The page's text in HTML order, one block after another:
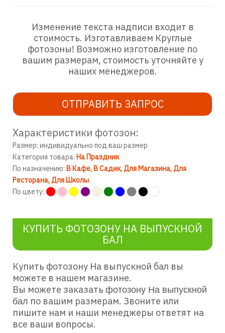
Изменение текста надписи входит в
стоимость. Изготавливаем Круглые
фотозоны! Возможно изготовление по
вашим размерам, стоимость уточняйте у
наших менеджеров.
ОТПРАВИТЬ ЗАПРОС
Характеристики фотозон:
Размер: индивидуально под ваш размер
Категория товара: На Праздник
По назначению: В Кафе В Садик Для Магазина Для
Ресторана Для Школы
По цвету:
КУПИТЬ ФОТОЗОНУ НА ВЫПУСКНОЙ
БАЛ
Купить фотозону На выпускной бал вы
можете в нашем магазине.
Вы можете заказать фотозону На выпускной
бал по вашим размерам. Звоните или
пишите нам и наши менеджеры ответят на
все ваши вопросы.